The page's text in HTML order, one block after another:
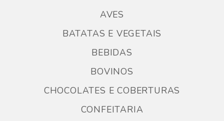
AVES
BATATAS E VEGETAIS
BEBIDAS
BOVINOS
CHOCOLATES E COBERTURAS
CONFEITARIA